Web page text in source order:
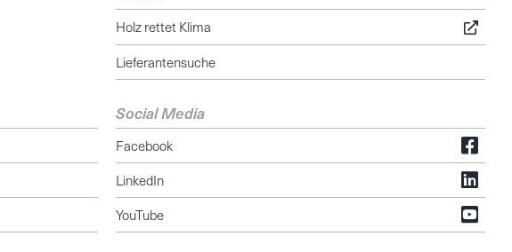
Holz rettet Klima
Lieferantensuche
Social Media
Facebook
LinkedIn
YouTube